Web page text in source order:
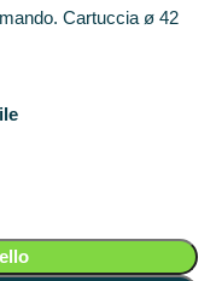
Cartuccia ø 42